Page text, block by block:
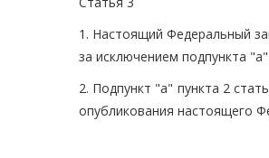
1. Настоящий Федеральный
за исключением подпункта
2. Подпункт "а" пункта 2
опубликования настоящего